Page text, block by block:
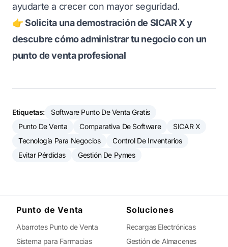
ayudarte a crecer con mayor seguridad.
👉 Solicita una demostración de SICAR X y
descubre cómo administrar tu negocio con un
punto de venta profesional
Etiquetas:
Software Punto De Venta Gratis
Punto De Venta
Comparativa De Software
SICAR X
Tecnología Para Negocios
Control De Inventarios
Evitar Pérdidas
Gestión De Pymes
Punto de Venta
Abarrotes Punto de Venta
Sistema para Farmacias
Soluciones
Recargas Electrónicas
Gestión de Almacenes